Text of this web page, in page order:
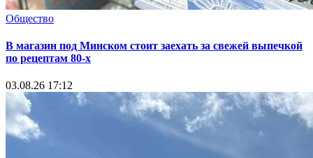
Общество
В магазин под Минском стоит заехать за свежей выпечкой
по рецептам 80-х
03.08.26 17:12